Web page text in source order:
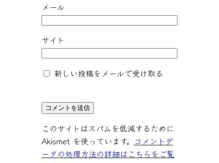
メール
サイト
新しい投稿をメールで受け取る
このサイトはスパムを低減するために
Akismet を使っています。 コメントデ
ータの処理方法の詳細はこちらをご覧